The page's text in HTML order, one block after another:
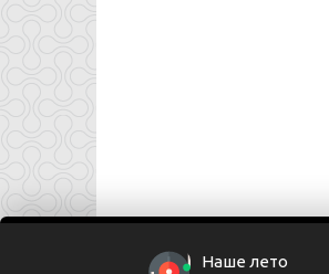
И в последний раз целую.
Наше лето